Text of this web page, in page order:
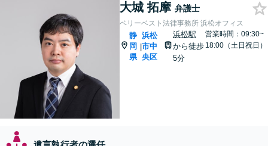
大城 拓摩 弁護士
ベリーベスト法律事務所 浜松オフィス
静
岡
県
|
浜松
市中
央区
浜松駅
から徒歩
5分
営業時間：09:30~
18:00（土日祝日）